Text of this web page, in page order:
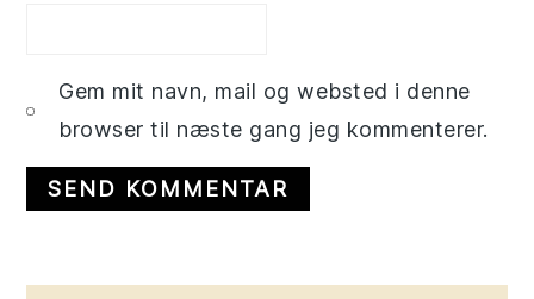
Gem mit navn, mail og websted i denne
browser til næste gang jeg kommenterer.